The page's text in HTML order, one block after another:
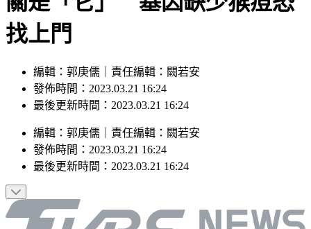
關是「它」 基因缺少猴痘恐
找上門
編輯：郭庚儒｜責任編輯：闕若安
發佈時間：2023.03.21 16:24
編輯：郭庚儒｜責任編輯：
發佈時間：2023.03.21 16:24